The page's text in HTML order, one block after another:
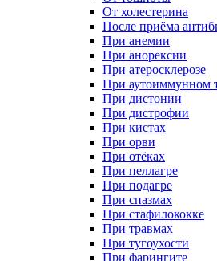
От холестерина
После приёма
При анемии
При анорексии
При атеросклерозе
При аутоиммунном
При дистонии
При дистрофии
При кистах
При орви
При отёках
При пеллагре
При подагре
При спазмах
При стафилококке
При травмах
При тугоухости
При фарингите